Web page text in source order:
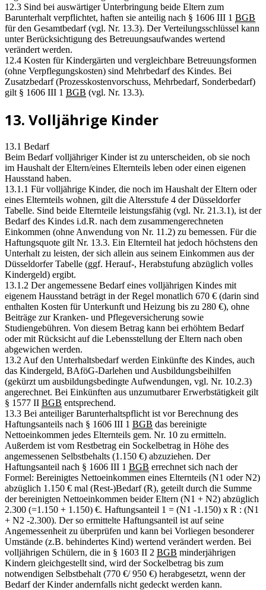
12.3 Sind bei auswärtiger Unterbringung beide Eltern zum
Barunterhalt verpflichtet, haften sie anteilig nach § 1606 III 1 BGB
für den Gesamtbedarf (vgl. Nr. 13.3). Der Verteilungsschlüssel kann
unter Berücksichtigung des Betreuungsaufwandes wertend
verändert werden.
12.4 Kosten für Kindergärten und vergleichbare Betreuungsformen
(ohne Verpflegungskosten) sind Mehrbedarf des Kindes. Bei
Zusatzbedarf (Prozesskostenvorschuss, Mehrbedarf, Sonderbedarf)
gilt § 1606 III 1 BGB (vgl. Nr. 13.3).
13. Volljährige Kinder
13.1 Bedarf
Beim Bedarf volljähriger Kinder ist zu unterscheiden, ob sie noch
im Haushalt der Eltern/eines Elternteils leben oder einen eigenen
Hausstand haben.
13.1.1 Für volljährige Kinder, die noch im Haushalt der Eltern oder
eines Elternteils wohnen, gilt die Altersstufe 4 der Düsseldorfer
Tabelle. Sind beide Elternteile leistungsfähig (vgl. Nr. 21.3.1), ist der
Bedarf des Kindes i.d.R. nach dem zusammengerechneten
Einkommen (ohne Anwendung von Nr. 11.2) zu bemessen. Für die
Haftungsquote gilt Nr. 13.3. Ein Elternteil hat jedoch höchstens den
Unterhalt zu leisten, der sich allein aus seinem Einkommen aus der
Düsseldorfer Tabelle (ggf. Herauf-, Herabstufung abzüglich volles
Kindergeld) ergibt.
13.1.2 Der angemessene Bedarf eines volljährigen Kindes mit
eigenem Hausstand beträgt in der Regel monatlich 670 € (darin sind
enthalten Kosten für Unterkunft und Heizung bis zu 280 €), ohne
Beiträge zur Kranken- und Pflegeversicherung sowie
Studiengebühren. Von diesem Betrag kann bei erhöhtem Bedarf
oder mit Rücksicht auf die Lebensstellung der Eltern nach oben
abgewichen werden.
13.2 Auf den Unterhaltsbedarf werden Einkünfte des Kindes, auch
das Kindergeld, BAföG-Darlehen und Ausbildungsbeihilfen
(gekürzt um ausbildungsbedingte Aufwendungen, vgl. Nr. 10.2.3)
angerechnet. Bei Einkünften aus unzumutbarer Erwerbstätigkeit gilt
§ 1577 II BGB entsprechend.
13.3 Bei anteiliger Barunterhaltspflicht ist vor Berechnung des
Haftungsanteils nach § 1606 III 1 BGB das bereinigte
Nettoeinkommen jedes Elternteils gem. Nr. 10 zu ermitteln.
Außerdem ist vom Restbetrag ein Sockelbetrag in Höhe des
angemessenen Selbstbehalts (1.150 €) abzuziehen. Der
Haftungsanteil nach § 1606 III 1 BGB errechnet sich nach der
Formel: Bereinigtes Nettoeinkommen eines Elternteils (N1 oder N2)
abzüglich 1.150 € mal (Rest-)Bedarf (R), geteilt durch die Summe
der bereinigten Nettoeinkommen beider Eltern (N1 + N2) abzüglich
2.300 (=1.150 + 1.150) €. Haftungsanteil 1 = (N1 -1.150) x R : (N1
+ N2 -2.300). Der so ermittelte Haftungsanteil ist auf seine
Angemessenheit zu überprüfen und kann bei Vorliegen besonderer
Umstände (z.B. behindertes Kind) wertend verändert werden. Bei
volljährigen Schülern, die in § 1603 II 2 BGB minderjährigen
Kindern gleichgestellt sind, wird der Sockelbetrag bis zum
notwendigen Selbstbehalt (770 €/ 950 €) herabgesetzt, wenn der
Bedarf der Kinder andernfalls nicht gedeckt werden kann.